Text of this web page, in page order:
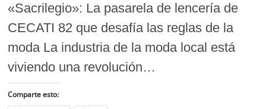
«Sacrilegio»: La pasarela de lencería de
CECATI 82 que desafía las reglas de la
moda La industria de la moda local está
viviendo una revolución…
Comparte esto: